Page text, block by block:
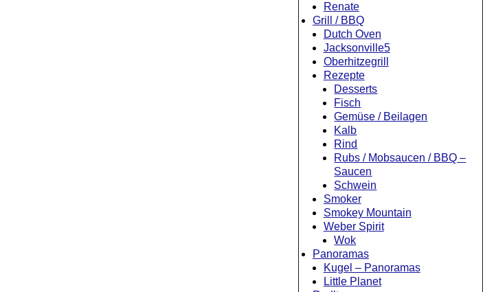
Renate
Grill / BBQ
Dutch Oven
Jacksonville5
Oberhitzegrill
Rezepte
Desserts
Fisch
Gemüse / Beilagen
Kalb
Rind
Rubs / Mobsaucen / BBQ –
Saucen
Schwein
Smoker
Smokey Mountain
Weber Spirit
Wok
Panoramas
Kugel – Panoramas
Little Planet